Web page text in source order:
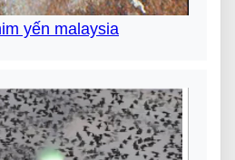
yến malaysia